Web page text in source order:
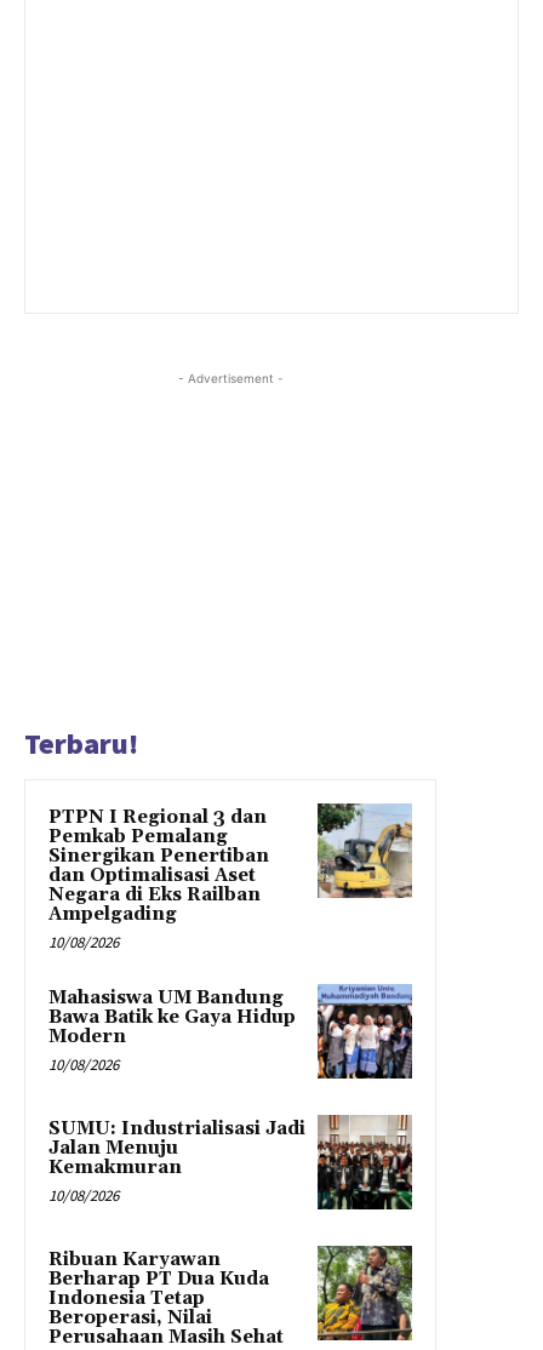
- Advertisement -
Terbaru!
PTPN I Regional 3 dan
Pemkab Pemalang
Sinergikan Penertiban
dan Optimalisasi Aset
Negara di Eks Railban
Ampelgading
10/08/2026
Mahasiswa UM Bandung
Bawa Batik ke Gaya Hidup
Modern
10/08/2026
SUMU: Industrialisasi Jadi
Jalan Menuju
Kemakmuran
10/08/2026
Ribuan Karyawan
Berharap PT Dua Kuda
Indonesia Tetap
Beroperasi, Nilai
Perusahaan Masih Sehat